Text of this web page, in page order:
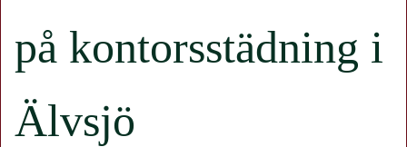
på kontorsstädning i
Älvsjö